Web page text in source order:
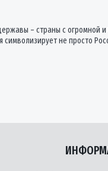
– страны с огромной
не просто